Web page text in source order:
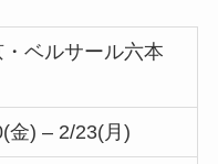
・ベルサール六本
金) – 2/23(月)